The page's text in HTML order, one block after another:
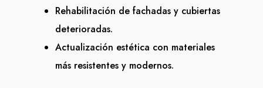
Rehabilitación de fachadas y cubiertas
deterioradas.
Actualización estética con materiales
más resistentes y modernos.